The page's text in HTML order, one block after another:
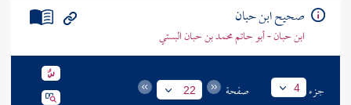
صحيح ابن حبان
ابن حبان - أبو حاتم محمد بن حبان البستي
جزء 4 صفحة 22